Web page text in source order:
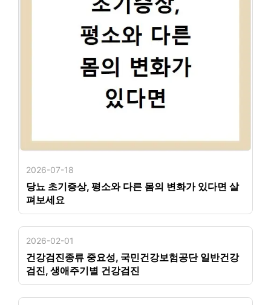
2026-07-18
당뇨 초기증상, 평소와 다른 몸의 변화가 있다면 살
펴보세요
2026-02-01
건강검진종류 중요성, 국민건강보험공단 일반건강
검진, 생애주기별 건강검진